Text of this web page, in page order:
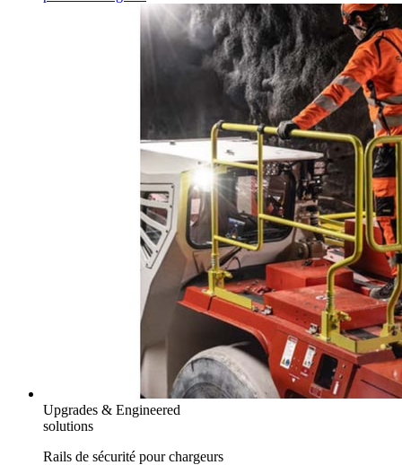
Upgrades & Engineered
solutions
Rails de sécurité pour chargeurs